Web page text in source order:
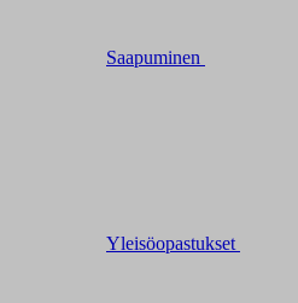
Saapuminen
Yleisöopastukset